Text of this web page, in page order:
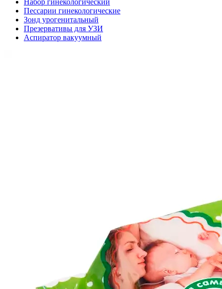
Пессарии гинекологические
Зонд урогенитальный
Презервативы для УЗИ
Аспиратор вакуумный